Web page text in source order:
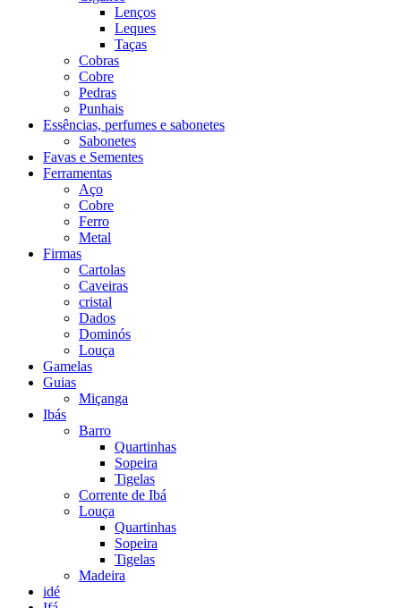
Lenços
Leques
Taças
Cobras
Cobre
Pedras
Punhais
Essências, perfumes e sabonetes
Sabonetes
Favas e Sementes
Ferramentas
Aço
Cobre
Ferro
Metal
Firmas
Cartolas
Caveiras
cristal
Dados
Dominós
Louça
Gamelas
Guias
Miçanga
Ibás
Barro
Quartinhas
Sopeira
Tigelas
Corrente de Ibá
Louça
Quartinhas
Sopeira
Tigelas
Madeira
idé